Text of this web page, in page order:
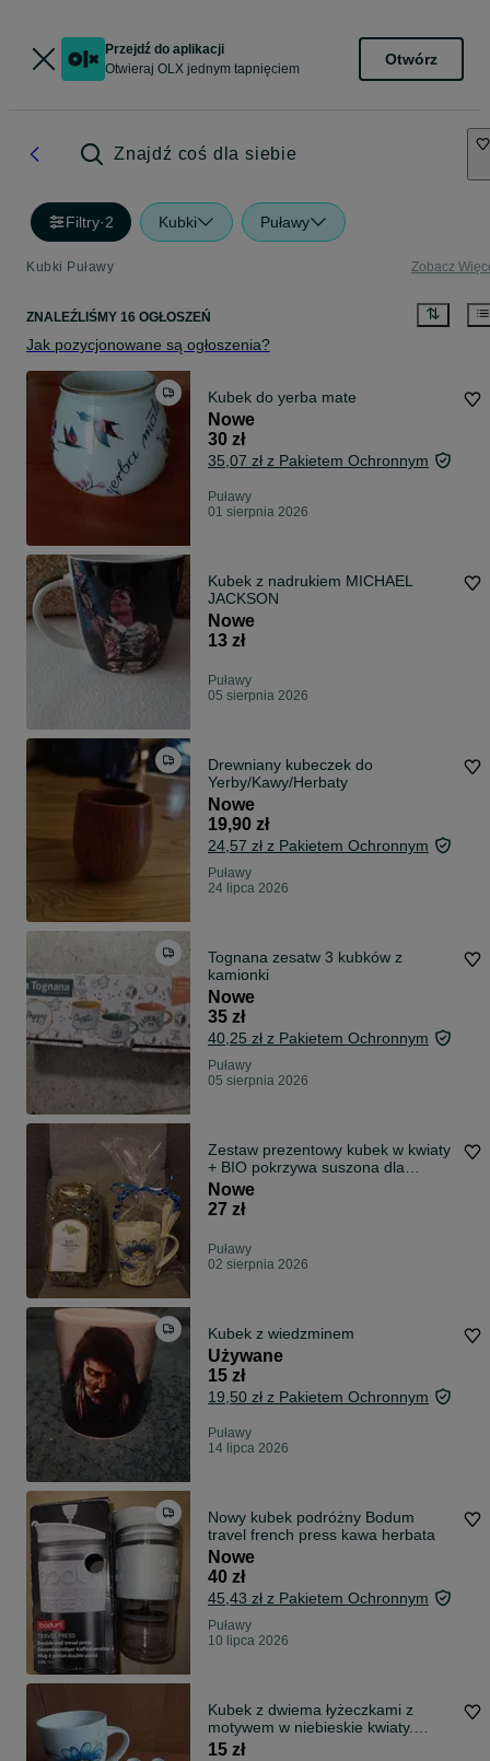
Przejdź do aplikacji
Otwieraj OLX jednym tapnięciem
Otwórz
Znajdź coś dla siebie
Filtry·2 Kubki Puławy
Kubki Puławy Zobacz
ZNALEŹLIŚMY 16 OGŁOSZEŃ
Jak pozycjonowane są ogłoszenia?
Kubek do yerba mate
Nowe
30 zł
35,07 zł z Pakietem Ochronnym
Puławy
01 sierpnia 2026
Kubek z nadrukiem MICHAEL
JACKSON
Nowe
13 zł
Puławy
05 sierpnia 2026
Drewniany kubeczek do
Yerby/Kawy/Herbaty
Nowe
19,90 zł
24,57 zł z Pakietem Ochronnym
Puławy
24 lipca 2026
Tognana zesatw 3 kubków z
kamionki
Nowe
35 zł
40,25 zł z Pakietem Ochronnym
Puławy
05 sierpnia 2026
Zestaw prezentowy kubek w kwiaty
+ BIO pokrzywa suszona dla
zdrowia!
Nowe
27 zł
Puławy
02 sierpnia 2026
Kubek z wiedzminem
Używane
15 zł
19,50 zł z Pakietem Ochronnym
Puławy
14 lipca 2026
Nowy kubek podróżny Bodum
travel french press kawa herbata
Nowe
40 zł
45,43 zł z Pakietem Ochronnym
Puławy
10 lipca 2026
Kubek z dwiema łyżeczkami z
motywem w niebieskie kwiaty.
Nowy.
15 zł